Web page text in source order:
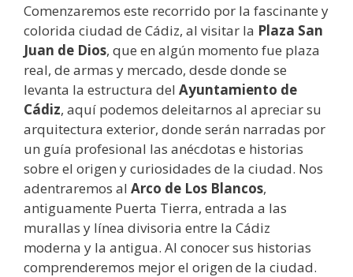
Comenzaremos este recorrido por la fascinante y
colorida ciudad de Cádiz, al visitar la Plaza San
Juan de Dios, que en algún momento fue plaza
real, de armas y mercado, desde donde se
levanta la estructura del Ayuntamiento de
Cádiz, aquí podemos deleitarnos al apreciar su
arquitectura exterior, donde serán narradas por
un guía profesional las anécdotas e historias
sobre el origen y curiosidades de la ciudad. Nos
adentraremos al Arco de Los Blancos,
antiguamente Puerta Tierra, entrada a las
murallas y línea divisoria entre la Cádiz
moderna y la antigua. Al conocer sus historias
comprenderemos mejor el origen de la ciudad.